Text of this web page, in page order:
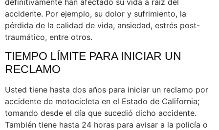
accidente. Por ejemplo, su dolor y sufrimiento, la
pérdida de la calidad de vida, ansiedad, estrés post-
traumático, entre otros.
TIEMPO LÍMITE PARA INICIAR UN
RECLAMO
Usted tiene hasta dos años para iniciar un reclamo por
accidente de motocicleta en el Estado de California;
tomando desde el día que sucedió dicho accidente.
También tiene hasta 24 horas para avisar a la policía o